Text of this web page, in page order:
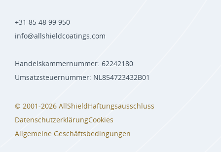
+31 85 48 99 950
info@allshieldcoatings.com
Handelskammernummer: 62242180
Umsatzsteuernummer: NL854723432B01
© 2001-2026 AllShieldHaftungsausschluss
DatenschutzerklärungCookies
Allgemeine Geschäftsbedingungen